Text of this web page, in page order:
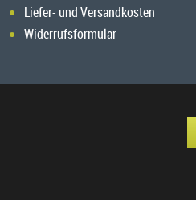
Liefer- und Versandkosten
Widerrufsformular